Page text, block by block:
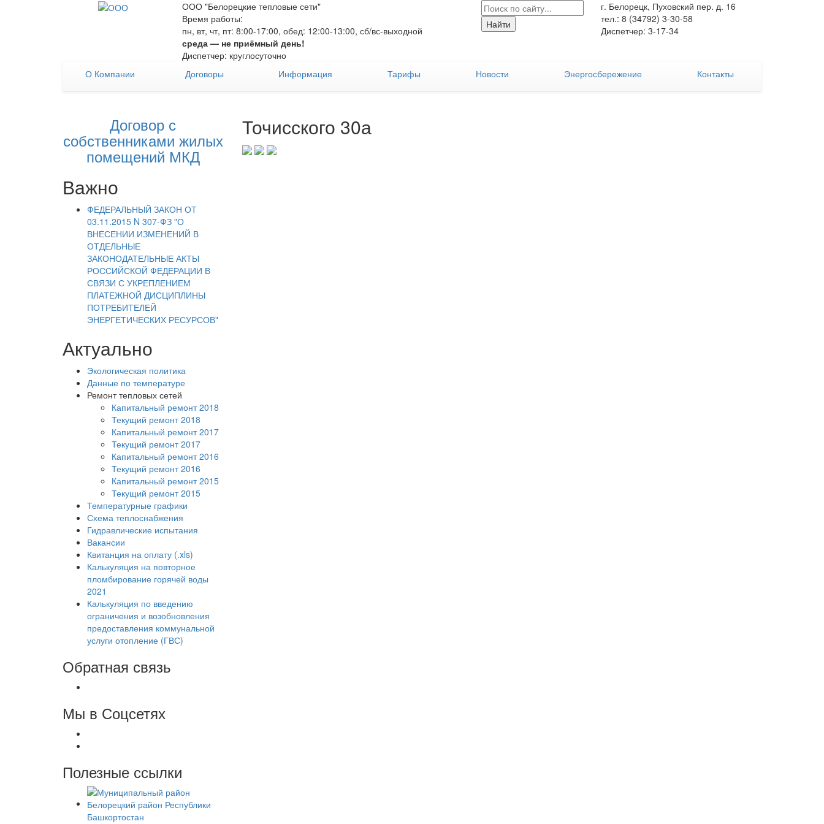
ООО "Белорецкие тепловые сети"
Время работы:
пн, вт, чт, пт: 8:00-17:00, обед: 12:00-13:00, сб/вс-выходной
среда — не приёмный день!
Диспетчер: круглосуточно
г. Белорецк, Пуховский пер. д. 16
тел.: 8 (34792) 3-30-58
Диспетчер: 3-17-34
О Компании Договоры Информация Тарифы Новости Энергосбережение Контакты
Точисского 30а
Договор с
собственниками жилых
помещений МКД
Важно
ФЕДЕРАЛЬНЫЙ ЗАКОН ОТ
03.11.2015 N 307-ФЗ "О
ВНЕСЕНИИ ИЗМЕНЕНИЙ В
ОТДЕЛЬНЫЕ
ЗАКОНОДАТЕЛЬНЫЕ АКТЫ
РОССИЙСКОЙ ФЕДЕРАЦИИ В
СВЯЗИ С УКРЕПЛЕНИЕМ
ПЛАТЕЖНОЙ ДИСЦИПЛИНЫ
ПОТРЕБИТЕЛЕЙ
ЭНЕРГЕТИЧЕСКИХ РЕСУРСОВ"
Актуально
Экологическая политика
Данные по температуре
Ремонт тепловых сетей
Капитальный ремонт 2018
Текущий ремонт 2018
Капитальный ремонт 2017
Текущий ремонт 2017
Капитальный ремонт 2016
Текущий ремонт 2016
Капитальный ремонт 2015
Текущий ремонт 2015
Температурные графики
Схема теплоснабжения
Гидравлические испытания
Вакансии
Квитанция на оплату (.xls)
Калькуляция на повторное
пломбирование горячей воды
2021
Калькуляция по введению
ограничения и возобновления
предоставления коммунальной
услуги отопление (ГВС)
Обратная связь
Мы в Соцсетях
Полезные ссылки